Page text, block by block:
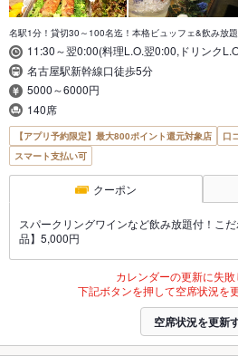
名駅1分！貸切30～100名迄！本格ビュッフェ&飲み放
11:30～翌0:00(料理L.O.翌0:00,ドリンク
名古屋駅新幹線口徒歩5分
5000～6000円
140席
【アプリ予約限定】最大800ポイント還元対象店
口
スマート支払い可
クーポン
スパークリングワインなど飲み放題付！こ
品】5,000円
カレンダーの更新に失敗
下記ボタンを押して空席状況を
空席状況を更新